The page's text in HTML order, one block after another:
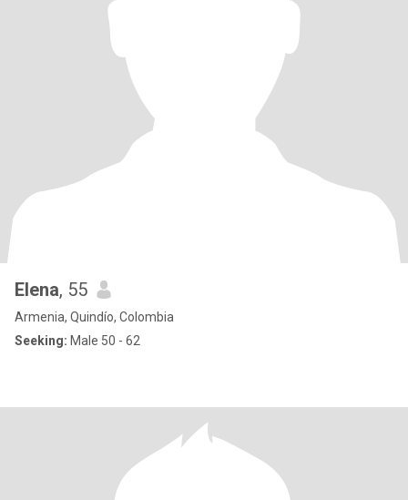
Elena, 55
Armenia, Quindío, Colombia
Seeking: Male 50 - 62